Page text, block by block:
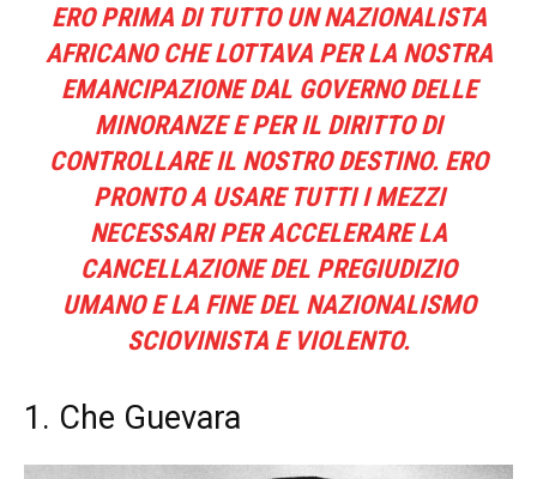
ERO PRIMA DI TUTTO UN NAZIONALISTA
AFRICANO CHE LOTTAVA PER LA NOSTRA
EMANCIPAZIONE DAL GOVERNO DELLE
MINORANZE E PER IL DIRITTO DI
CONTROLLARE IL NOSTRO DESTINO. ERO
PRONTO A USARE TUTTI I MEZZI
NECESSARI PER ACCELERARE LA
CANCELLAZIONE DEL PREGIUDIZIO
UMANO E LA FINE DEL NAZIONALISMO
SCIOVINISTA E VIOLENTO.
1. Che Guevara